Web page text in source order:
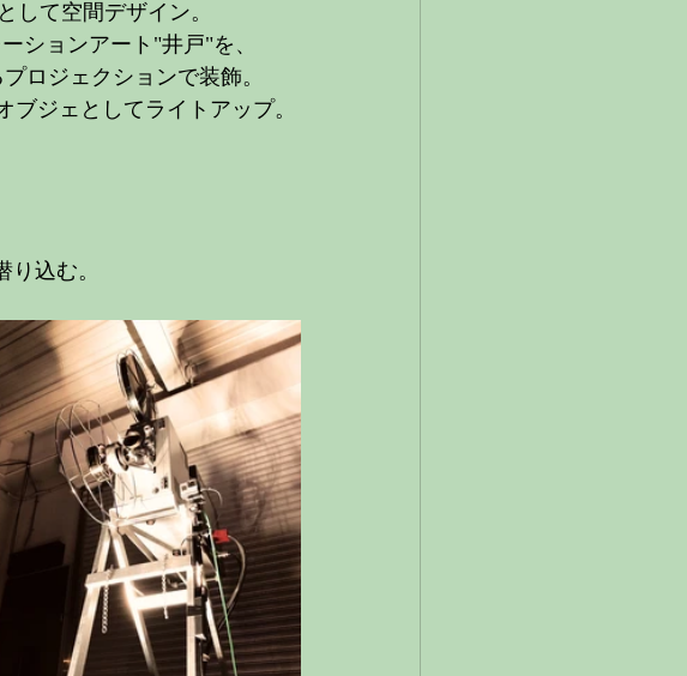
して空間デザイン。
ションアート"井戸"を、
ロジェクションで装飾。
ジェとしてライトアップ。
込む。